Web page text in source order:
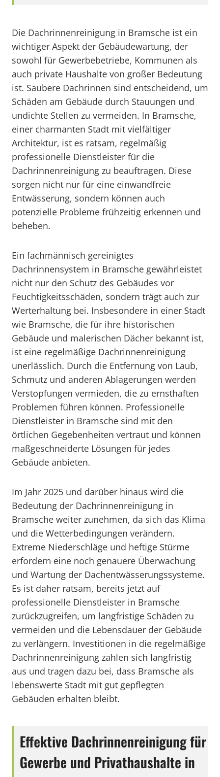
Die Dachrinnenreinigung in Bramsche ist ein
wichtiger Aspekt der Gebäudewartung, der
sowohl für Gewerbebetriebe, Kommunen als
auch private Haushalte von großer Bedeutung
ist. Saubere Dachrinnen sind entscheidend, um
Schäden am Gebäude durch Stauungen und
undichte Stellen zu vermeiden. In Bramsche,
einer charmanten Stadt mit vielfältiger
Architektur, ist es ratsam, regelmäßig
professionelle Dienstleister für die
Dachrinnenreinigung zu beauftragen. Diese
sorgen nicht nur für eine einwandfreie
Entwässerung, sondern können auch
potenzielle Probleme frühzeitig erkennen und
beheben.
Ein fachmännisch gereinigtes
Dachrinnensystem in Bramsche gewährleistet
nicht nur den Schutz des Gebäudes vor
Feuchtigkeitsschäden, sondern trägt auch zur
Werterhaltung bei. Insbesondere in einer Stadt
wie Bramsche, die für ihre historischen
Gebäude und malerischen Dächer bekannt ist,
ist eine regelmäßige Dachrinnenreinigung
unerlässlich. Durch die Entfernung von Laub,
Schmutz und anderen Ablagerungen werden
Verstopfungen vermieden, die zu ernsthaften
Problemen führen können. Professionelle
Dienstleister in Bramsche sind mit den
örtlichen Gegebenheiten vertraut und können
maßgeschneiderte Lösungen für jedes
Gebäude anbieten.
Im Jahr 2025 und darüber hinaus wird die
Bedeutung der Dachrinnenreinigung in
Bramsche weiter zunehmen, da sich das Klima
und die Wetterbedingungen verändern.
Extreme Niederschläge und heftige Stürme
erfordern eine noch genauere Überwachung
und Wartung der Dachentwässerungssysteme.
Es ist daher ratsam, bereits jetzt auf
professionelle Dienstleister in Bramsche
zurückzugreifen, um langfristige Schäden zu
vermeiden und die Lebensdauer der Gebäude
zu verlängern. Investitionen in die regelmäßige
Dachrinnenreinigung zahlen sich langfristig
aus und tragen dazu bei, dass Bramsche als
lebenswerte Stadt mit gut gepflegten
Gebäuden erhalten bleibt.
Effektive Dachrinnenreinigung für
Gewerbe und Privathaushalte in